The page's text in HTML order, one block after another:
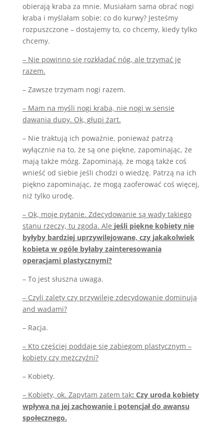
obierają kraba za mnie. Musiałam sama obrać nogi
kraba i myślałam sobie: co do kurwy? Jesteśmy
rozpuszczone – dostajemy to, co chcemy, kiedy tylko
chcemy.
– Nie powinno się rozkładać nóg, ale trzymać je
razem.
– Zawsze trzymam nogi razem.
– Mam na myśli nogi kraba, nie nogi w sensie
dawania dupy. Ok, głupi żart.
– Nie traktują ich poważnie, ponieważ patrzą
wyłącznie na to, że są one piękne, zapominając, że
mają także mózg. Zapominają, że mogą także coś
wnieść od siebie jeśli chodzi o wiedzę. Patrzą na ich
piękno zapominając, że mogą zaoferować coś więcej,
niż tylko urodę.
– Ok, moje pytanie. Zdecydowanie są wady takiego
stanu rzeczy, tu zgoda. Ale jeśli piękne kobiety nie
byłyby bardziej uprzywilejowane, czy jakakolwiek
kobieta w ogóle byłaby zainteresowania
operacjami plastycznymi?
– To jest słuszna uwaga.
– Czyli zalety czy przywileje zdecydowanie dominują
and wadami?
– Racja.
– Kto częściej poddaje się zabiegom plastycznym –
kobiety czy mężczyźni?
– Kobiety.
– Kobiety, ok. Zapytam zatem tak: Czy uroda kobiety
wpływa na jej zachowanie i potencjał do awansu
społecznego.